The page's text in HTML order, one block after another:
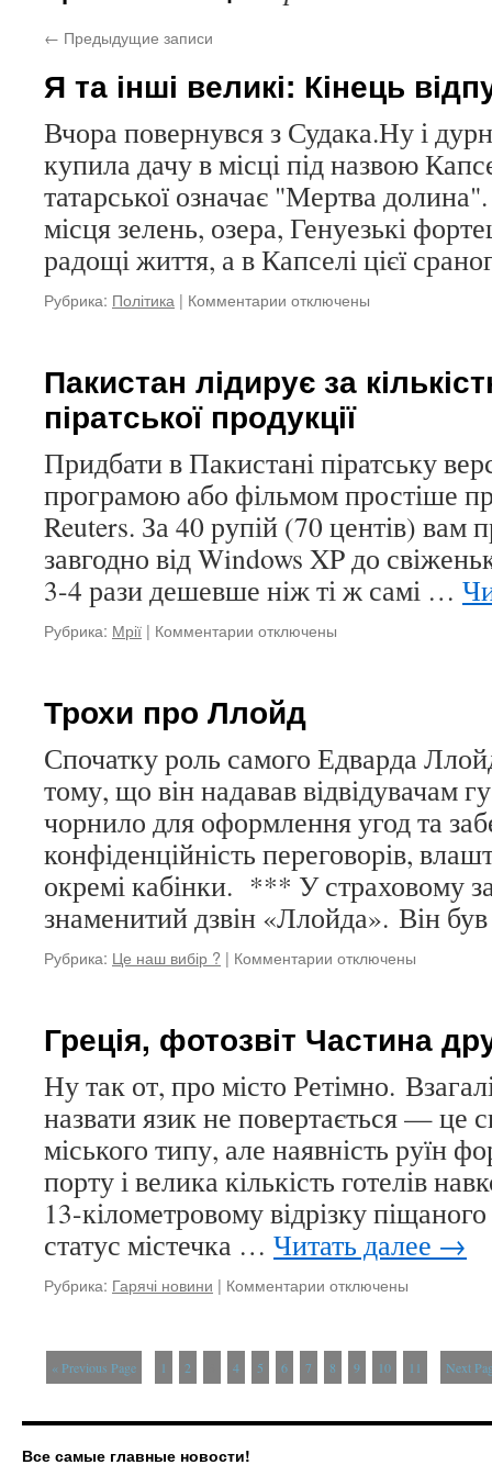
← Предыдущие записи
Я та інші великі: Кінець
Вчора повернувся з Судака.Ну і
купила дачу в місці під назвою
татарської означає "Мертва
місця зелень, озера, Генуезькі
радощі життя, а в Капселі цієї
Рубрика: Політика | Комментарии к
інші
великі:
Кінець
відпустках
отключены
Пакистан лідирує за
піратської продукції
Придбати в Пакистані піратську
програмою або фільмом простіше
Reuters. За 40 рупій (70 центів) вам
завгодно від Windows XP до
3-4 рази дешевше ніж ті ж самі …
Рубрика: Мрії | Комментарии к
лідирує
за
та
вартістю
піратської
продукції
отключены
Трохи про Ллойд
Спочатку роль самого Едварда
тому, що він надавав відвідувачам
чорнило для оформлення угод та
конфіденційність переговорів,
окремі кабінки. *** У страховому
знаменитий дзвін «Ллойда». Він
Рубрика: Це наш вибір ? | Комментарии к
Ллойд
отключены
Греція, фотозвіт Частина
Ну так от, про місто Ретімно.
назвати язик не повертається — це
міського типу, але наявність руїн
порту і велика кількість готелів
13-кілометровому відрізку
статус містечка … Читать далее →
Рубрика: Гарячі новини | Комментарии к
фотозвіт
Частина
отключены
« Previous Page 1 2 4 5 6 7 8 9 10 11 Next
Все самые главные новости!